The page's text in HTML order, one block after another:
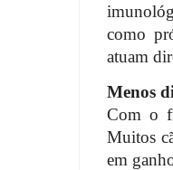
como
atuam
Menos
Com o
Muitos
em